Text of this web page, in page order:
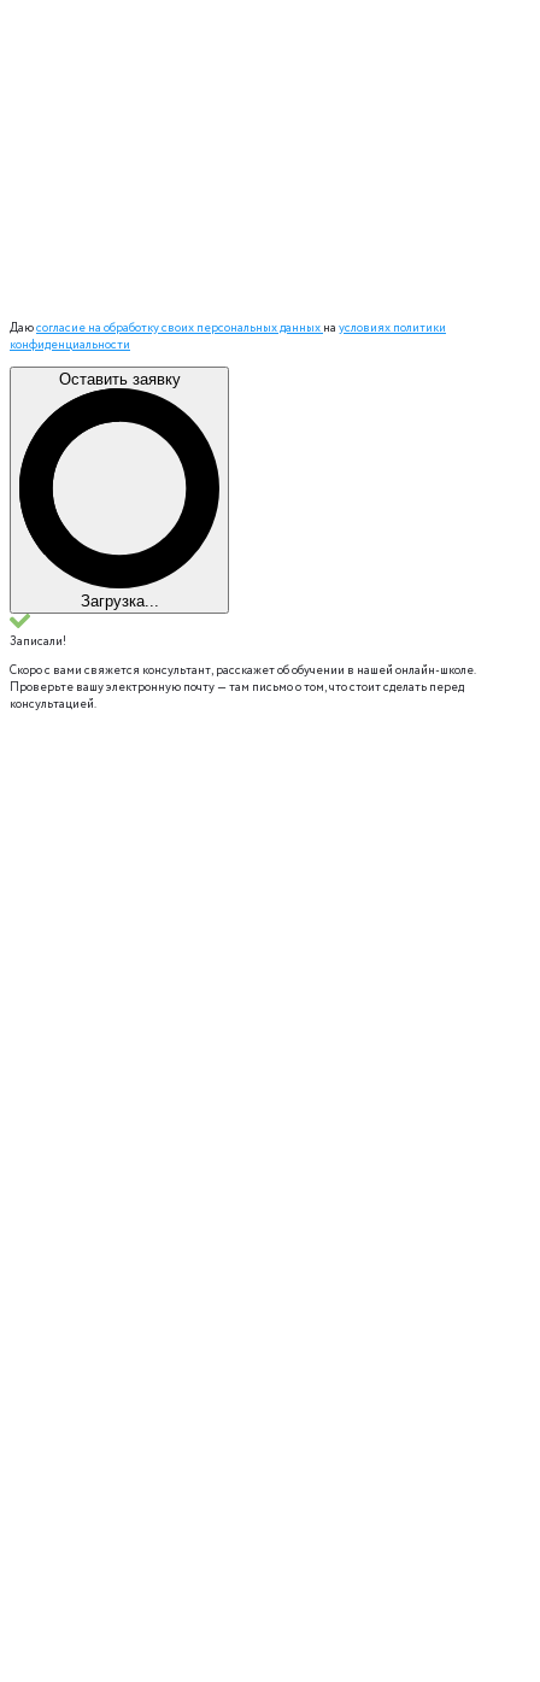
Даюсогласие на обработку своих персональных данных на условиях политики
конфиденциальности
Оставить заявку
Загрузка...
Записали!
Скоро с вами свяжется консультант, расскажет об обучении в нашей онлайн-школе.
Проверьте вашу электронную почту — там письмо о том, что стоит сделать перед
консультацией.